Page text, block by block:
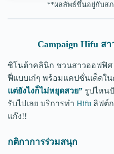
**ผลลัพธ์ขึ้นอยู่กับส
Campaign Hifu ส
ซิโนต้าคลินิก ชวนสาวออฟฟิศ
ฟี่แบบเก๋ๆ พร้อมแคปชั่นเด็ดใ
แต่ยังไงก็ไม่หยุดสวย” รูปไหน
รับไปเลย บริการทำ Hifu ลิฟต์
แก๊ง!!
กติกาการร่วมสนุก